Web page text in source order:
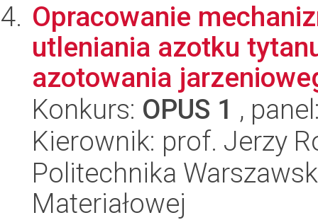
Opracowanie
utleniania azotku
azotowania
Konkurs: OPUS 1 ,
Kierownik: prof. Jerzy
Politechnika
Materiałowej